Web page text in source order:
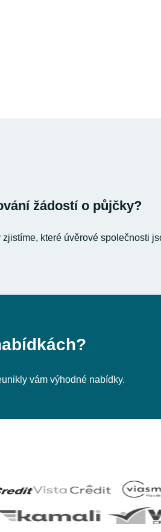
žádostí o půjčky?
které úvěrové společnosti
vám výhodné nabídky.